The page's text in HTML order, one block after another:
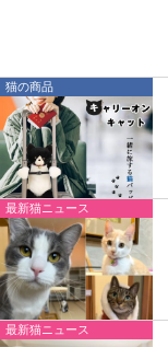
猫の商品
最新猫ニュース
最新猫ニュース